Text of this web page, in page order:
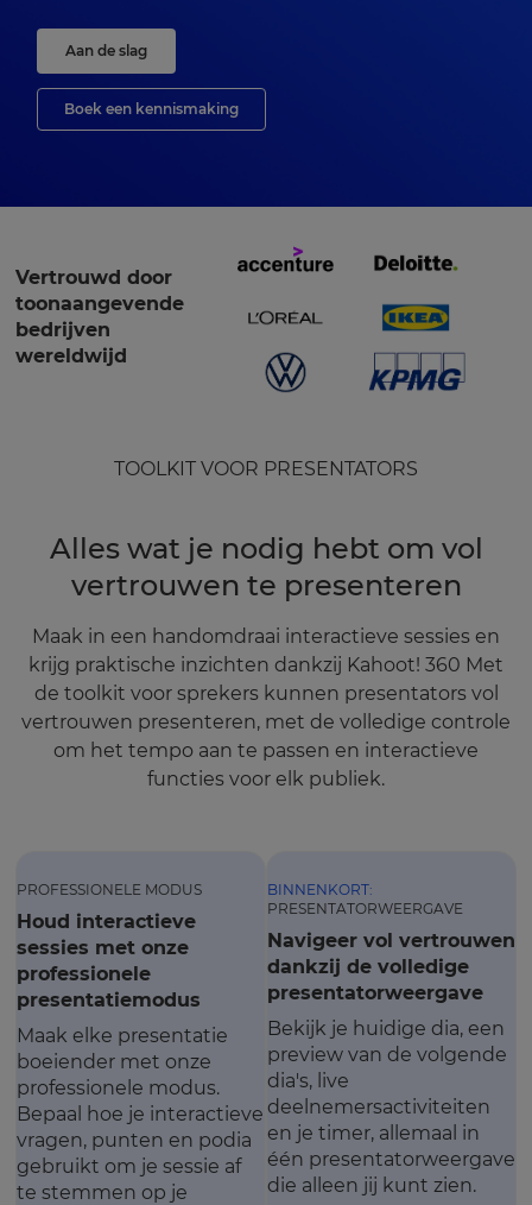
Aan de slag
Boek een kennismaking
Vertrouwd door
toonaangevende
bedrijven
wereldwijd
TOOLKIT VOOR PRESENTATORS
Alles wat je nodig hebt om vol
vertrouwen te presenteren
Maak in een handomdraai interactieve sessies en
krijg praktische inzichten dankzij Kahoot! 360 Met
de toolkit voor sprekers kunnen presentators vol
vertrouwen presenteren, met de volledige controle
om het tempo aan te passen en interactieve
functies voor elk publiek.
PROFESSIONELE MODUS
Houd interactieve
sessies met onze
professionele
presentatiemodus
Maak elke presentatie
boeiender met onze
professionele modus.
Bepaal hoe je interactieve
vragen, punten en podia
gebruikt om je sessie af
te stemmen op je
BINNENKORT:
PRESENTATORWEERGAVE
Navigeer vol vertrouwen
dankzij de volledige
presentatorweergave
Bekijk je huidige dia, een
preview van de volgende
dia's, live
deelnemersactiviteiten
en je timer, allemaal in
één presentatorweergave
die alleen jij kunt zien.